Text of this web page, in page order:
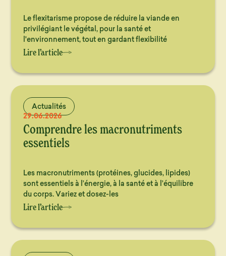
Le flexitarisme propose de réduire la viande en
privilégiant le végétal, pour la santé et
l'environnement, tout en gardant flexibilité
Lire l’article
Actualités
29.06.2026
Comprendre les macronutriments
essentiels
Les macronutriments (protéines, glucides, lipides)
sont essentiels à l’énergie, à la santé et à l’équilibre
du corps. Variez et dosez-les
Lire l’article